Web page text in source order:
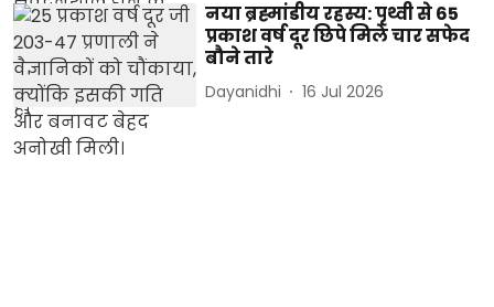
नया ब्रह्मांडीय रहस्य: पृथ्वी से 65
प्रकाश वर्ष दूर छिपे मिले चार सफेद
बौने तारे
Dayanidhi 16 Jul 2026